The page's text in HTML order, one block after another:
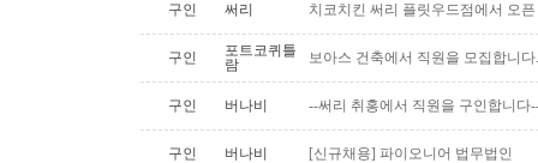
구인 써리 치코치킨 써리 플릿우드점에서 오
구인
포트코퀴틀
람
보아스 건축에서 직원을 모집합니다.
구인 버나비 --써리 취홍에서 직원을 구인합니다
구인 버나비 [신규채용] 파이오니어 법무법인